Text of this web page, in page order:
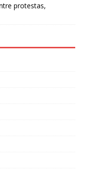
protestas,